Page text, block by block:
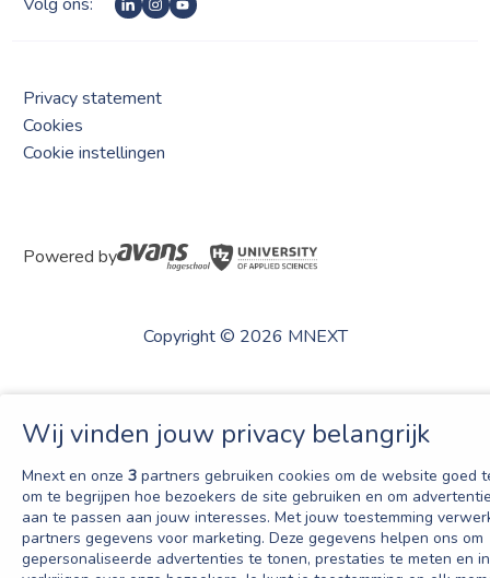
Copyright © 2026 MNEXT
Powered by
Privacy statement
Cookies
Cookie instellingen
Wij vinden jouw privacy belangrijk
Mnext en onze 3 partners gebruiken cookies om de website goed
om te begrijpen hoe bezoekers de site gebruiken en om
aan te passen aan jouw interesses. Met jouw toestemming
partners gegevens voor marketing. Deze gegevens helpen ons om
gepersonaliseerde advertenties te tonen, prestaties te meten en